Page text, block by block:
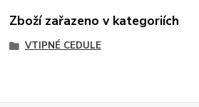
Zboží zařazeno v kategoriích
VTIPNÉ CEDULE